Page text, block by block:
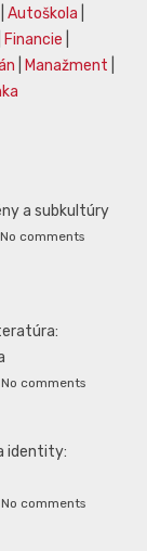
Autoškola
Financie
Manažment
a subkultúry
No comments
No comments
identity:
No comments